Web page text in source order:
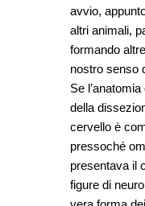
avvio,
altri animali,
formando
nostro senso
Se
della
cervello è
pressoché
presentava il
figure di